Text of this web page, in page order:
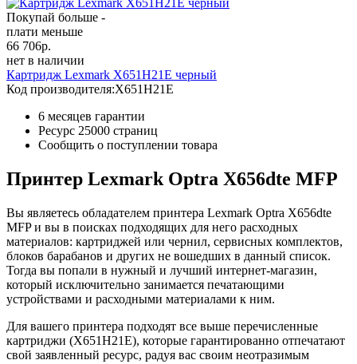
Покупай больше -
плати меньше
66 706р.
нет в наличии
Картридж Lexmark X651H21E черный
Код производителя:X651H21E
6 месяцев гарантии
Ресурс 25000 страниц
Сообщить о поступлении товара
Принтер Lexmark Optra X656dte MFP
Вы являетесь обладателем принтера Lexmark Optra X656dte
MFP и вы в поисках подходящих для него расходных
материалов: картриджей или чернил, сервисных комплектов,
блоков барабанов и других не вошедших в данный список.
Тогда вы попали в нужный и лучший интернет-магазин,
который исключительно занимается печатающими
устройствами и расходными материалами к ним.
Для вашего принтера подходят все выше перечисленные
картриджи (X651H21E), которые гарантированно отпечатают
свой заявленный ресурс, радуя вас своим неотразимым